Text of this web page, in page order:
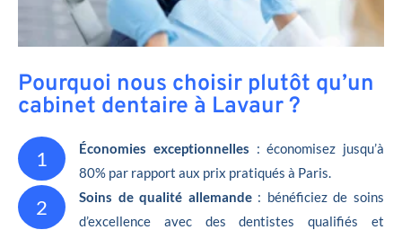
Pourquoi nous choisir plutôt qu’un
cabinet dentaire à Lavaur ?
1 Économies exceptionnelles : économisez jusqu’à
80% par rapport aux prix pratiqués à Paris.
2 Soins de qualité allemande: bénéficiez de soins
d’excellence avec des dentistes qualifiés et